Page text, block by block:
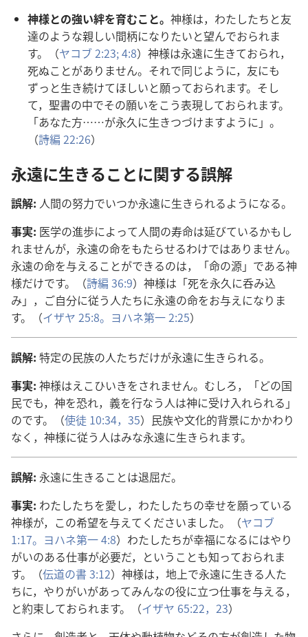
神様との強い絆を育むこと。 神様は，わたしたちと友
達のような親しい間柄になりたいと望んでおられま
す。（ヤコブ 2:23;4:8） 神様は永遠に生きておられ，
死ぬことがありません。それで同じように， 友にも
ずっと生き続けてほしいと願っておられます。そし
て， 聖書の中でその願いをこう表現しておられます。
「あなた方……が永久に生きつづけますように」。
（詩編 22:26）
永遠に生きることに関する誤解
誤解: 人間の努力でいつか永遠に生きられるようになる。
事実: 医学の進歩によって人間の寿命は延びているかもし
れませんが， 永遠の命をもたらせるわけではありません。
永遠の命を与えることができるのは，「命の源」である神
様だけです。（詩編 36:9） 神様は「死を永久に呑み込
み」，ご自分に従う人たちに永遠の命をお与えになりま
す。（イザヤ 25:8。 ヨハネ第一2:25）
誤解: 特定の民族の人たちだけが永遠に生きられる。
事実: 神様はえこひいきをされません。むしろ，「どの国
民でも， 神を恐れ， 義を行なう人は神に受け入れられる」
のです。（使徒 10:34，35） 民族や文化的背景にかかわり
なく， 神様に従う人はみな永遠に生きられます。
誤解: 永遠に生きることは退屈だ。
事実: わたしたちを愛し，わたしたちの幸せを願っている
神様が，この希望を与えてくださいました。（ヤコブ
1:17。 ヨハネ第一4:8）わたしたちが幸福になるにはやり
がいのある仕事が必要だ，ということも知っておられま
す。（伝道の書 3:12） 神様は， 地 上で永遠に生きる人た
ちに，やりがいがあってみんなの役に立つ仕事を与える，
と約束しておられます。（イザヤ 65:22，23）